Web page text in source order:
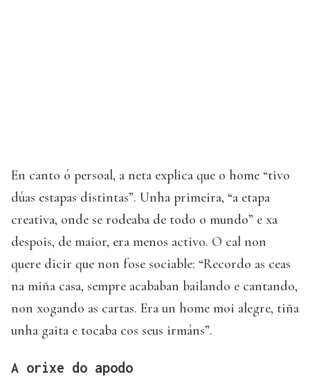
En canto ó persoal, a neta explica que o home “tivo
dúas estapas distintas”. Unha primeira, “a etapa
creativa, onde se rodeaba de todo o mundo” e xa
despois, de maior, era menos activo. O cal non
quere dicir que non fose sociable: “Recordo as ceas
na miña casa, sempre acababan bailando e cantando,
non xogando as cartas. Era un home moi alegre, tiña
unha gaita e tocaba cos seus irmáns”.
A orixe do apodo